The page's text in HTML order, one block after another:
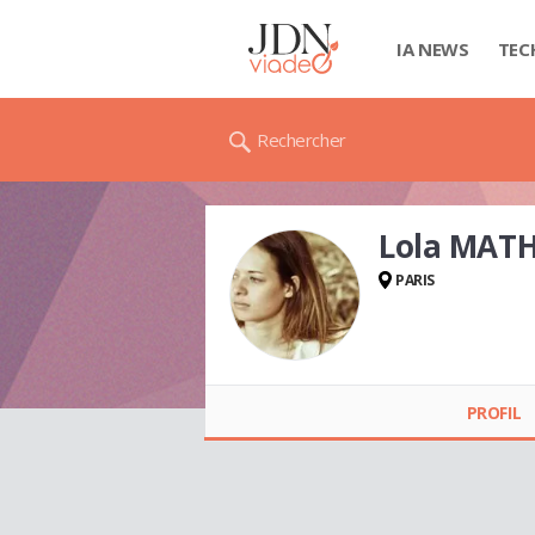
IA NEWS
Rechercher
Lola
PARIS
PROFIL